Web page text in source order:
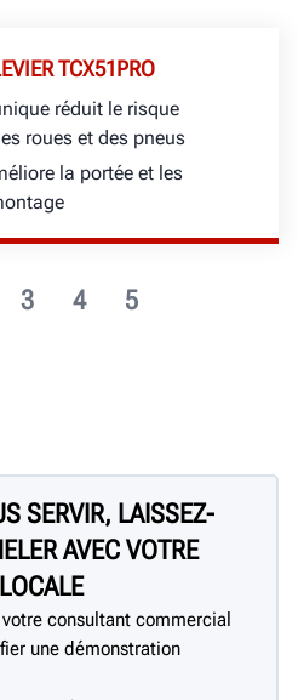
3 4 5
TCX51PRO
réduit le risque
roues et des pneus
la portée et les
SERVIR, LAISSEZ-
AVEC VOTRE
consultant commercial
une démonstration